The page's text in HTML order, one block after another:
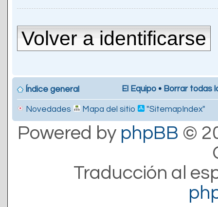
Volver a identificarse
Índice general El Equipo • Borrar todas
Novedades Mapa del sitio "SitemapIndex"
Powered by phpBB ©
Traducción al